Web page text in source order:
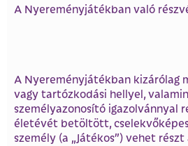
A Nyereményjátékban való
A Nyereményjátékban kizárólag
vagy tartózkodási hellyel,
személyazonosító igazolvánnyal
életévét betöltött,
személy (a „Játékos”) vehet